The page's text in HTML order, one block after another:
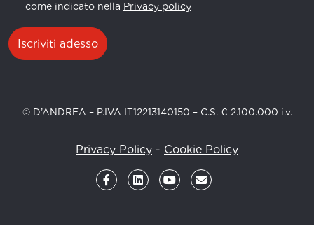
come indicato nella Privacy policy
Iscriviti adesso
© D’ANDREA – P.IVA IT12213140150 – C.S. € 2.100.000 i.v.
Privacy Policy - Cookie Policy